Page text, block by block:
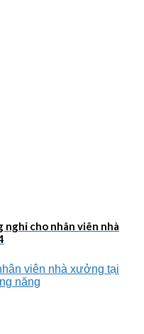
cho nhân viên nhà
viên nhà xưởng tại
năng